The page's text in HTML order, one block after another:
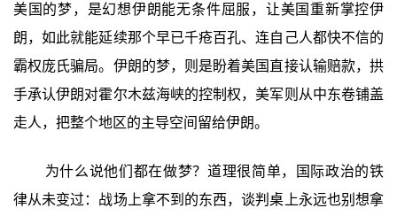
美国的梦，是幻想伊朗能无条件屈服，让美国重新掌控伊
朗，如此就能延续那个早已千疮百孔、连自己人都快不信的
霸权庞氏骗局。伊朗的梦，则是盼着美国直接认输赔款，拱
手承认伊朗对霍尔木兹海峡的控制权，美军则从中东卷铺盖
走人，把整个地区的主导空间留给伊朗。
为什么说他们都在做梦？道理很简单，国际政治的铁
律从未变过：战场上拿不到的东西，谈判桌上永远也别想拿